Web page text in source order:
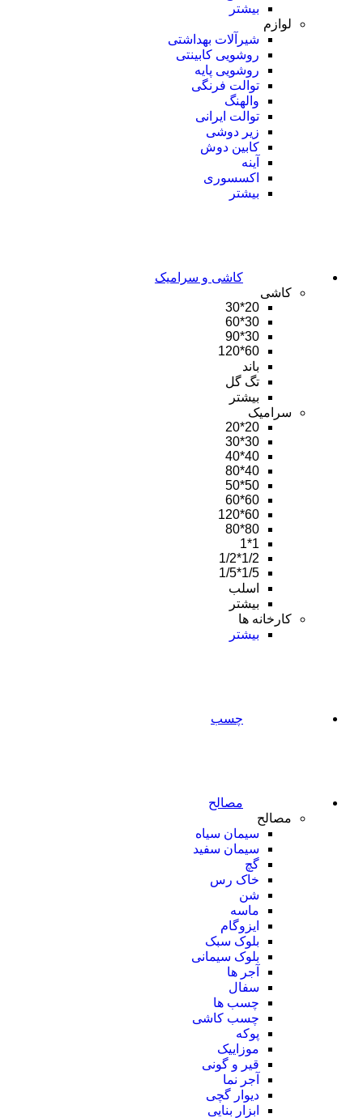
بیشتر
لوازم
شیرآلات بهداشتی
روشویی کابینتی
روشویی پایه
توالت فرنگی
والهنگ
توالت ایرانی
زیر دوشی
کابین دوش
آینه
اکسسوری
بیشتر
کاشی و سرامیک
کاشی
20*30
30*60
30*90
60*120
باند
تگ گل
بیشتر
سرامیک
20*20
30*30
40*40
40*80
50*50
60*60
60*120
80*80
1*1
1/2*1/2
1/5*1/5
اسلب
بیشتر
کارخانه ها
بیشتر
چسب
مصالح
مصالح
سیمان سیاه
سیمان سفید
گچ
خاک رس
شن
ماسه
ایزوگام
بلوک سبک
بلوک سیمانی
آجر ها
سفال
چسب ها
چسب کاشی
پوکه
موزاییک
قیر و گونی
آجر نما
دیوار گچی
ابزار بنایی